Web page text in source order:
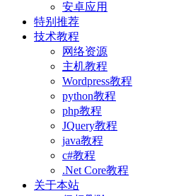
安卓应用
特别推荐
技术教程
网络资源
主机教程
Wordpress教程
python教程
php教程
JQuery教程
java教程
c#教程
.Net Core教程
关于本站